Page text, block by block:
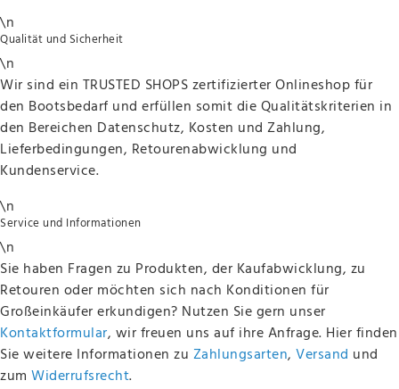
\n
Qualität und Sicherheit
\n
Wir sind ein TRUSTED SHOPS zertifizierter Onlineshop für
den Bootsbedarf und erfüllen somit die Qualitätskriterien in
den Bereichen Datenschutz, Kosten und Zahlung,
Lieferbedingungen, Retourenabwicklung und
Kundenservice.
\n
Service und Informationen
\n
Sie haben Fragen zu Produkten, der Kaufabwicklung, zu
Retouren oder möchten sich nach Konditionen für
Großeinkäufer erkundigen? Nutzen Sie gern unser
Kontaktformular, wir freuen uns auf ihre Anfrage. Hier finden
Sie weitere Informationen zu Zahlungsarten, Versand und
zum Widerrufsrecht.